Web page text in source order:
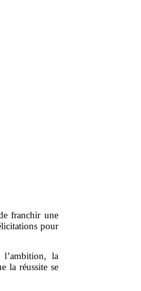
franchir une
pour
la
la réussite se